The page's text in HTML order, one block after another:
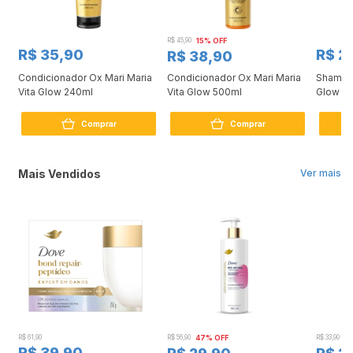
R$ 35,90
Condicionador Ox Mari Maria
Vita Glow 240ml
Comprar
R$ 45,90 15% OFF
R$ 38,90
Condicionador Ox Mari Maria
Vita Glow 500ml
Comprar
R$
Glow
Ver mais
Mais Vendidos
R$ 61,90 R$ 56,90 47% OFF R$ 33,90